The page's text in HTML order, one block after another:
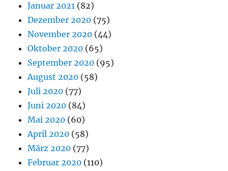
Januar 2021 (82)
Dezember 2020 (75)
November 2020 (44)
Oktober 2020 (65)
September 2020 (95)
August 2020 (58)
Juli 2020 (77)
Juni 2020 (84)
Mai 2020 (60)
April 2020 (58)
März 2020 (77)
Februar 2020 (110)